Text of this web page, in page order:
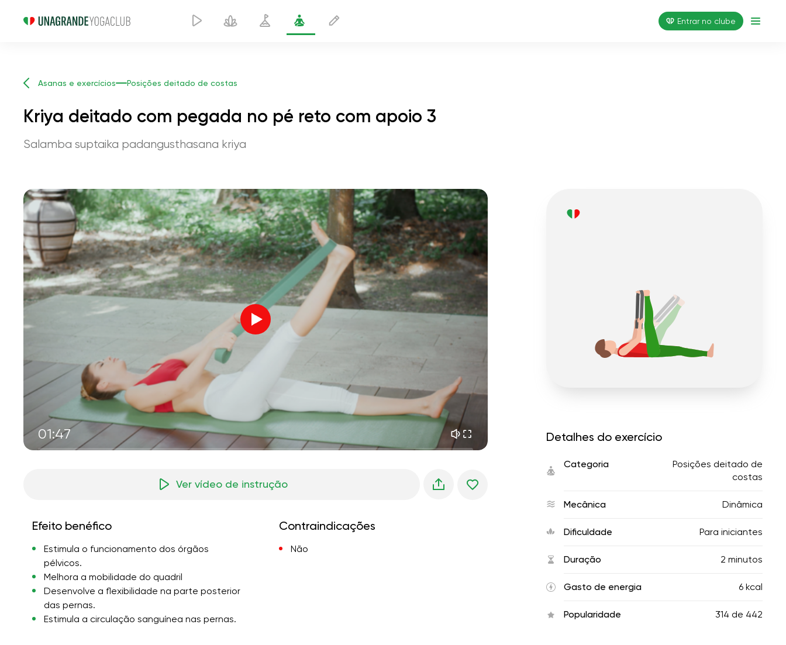
Entrar no clube
Asanas e exercícios Posições deitado de costas
Kriya deitado com pegada no pé reto com apoio 3
Salamba suptaika padangusthasana kriya
01:47
Voz do instrutor
o voo da alma 01:44
paz interior 01:27
sonhos matinais 01:34
frescor da floresta 05:00
chuva de verão
silêncio da montanha
brisa do mar 02:00
02:00
floresta da primavera 02:00
Ver vídeo de instrução
Efeito benéfico
Estimula o funcionamento dos órgãos
pélvicos.
Melhora a mobilidade do quadril
Desenvolve a flexibilidade na parte posterior
das pernas.
Estimula a circulação sanguínea nas pernas.
Contraindicações
Não
Detalhes do exercício
Categoria
Posições deitado de
costas
Mecânica Dinâmica
Dificuldade Para iniciantes
Duração 2 minutos
Gasto de energia 6 kcal
Popularidade 314 de 442